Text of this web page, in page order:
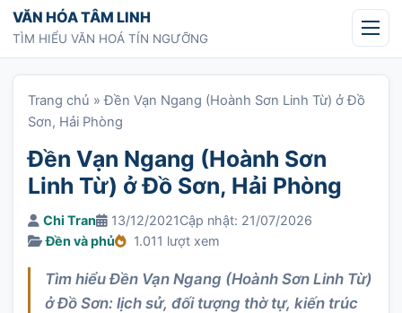
Chuyển tới nội dung
VĂN HÓA TÂM LINH
TÌM HIỂU VĂN HOÁ TÍN NGƯỠNG
Trang chủ »Đền Vạn Ngang (Hoành Sơn Linh Từ) ở Đồ
Sơn, Hải Phòng
Đền Vạn Ngang (Hoành Sơn
Linh Từ) ở Đồ Sơn, Hải Phòng
Chi Tran 13/12/2021Cập nhật: 21/07/2026
Đền và phủ
1.011 lượt xem
Tìm hiểu Đền Vạn Ngang (Hoành Sơn Linh Từ)
ở Đồ Sơn: lịch sử, đối tượng thờ tự, kiến trúc